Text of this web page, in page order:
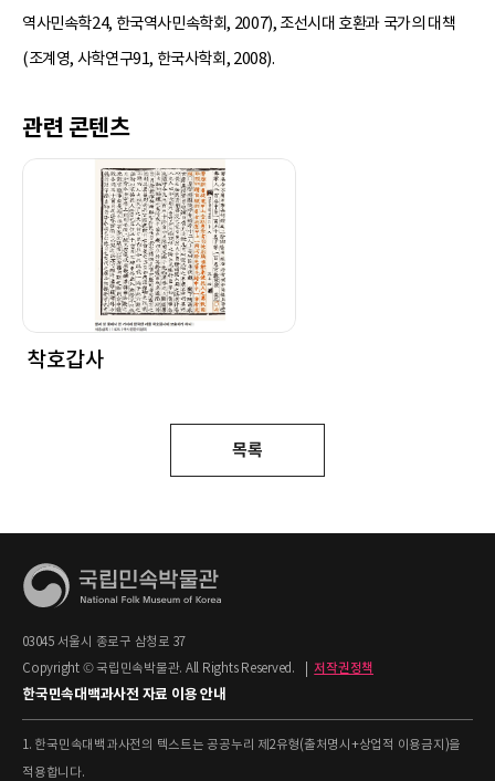
역사민속학24, 한국역사민속학회, 2007), 조선시대 호환과 국가의 대책
(조계영, 사학연구91, 한국사학회, 2008).
관련 콘텐츠
착호갑사
목록
03045 서울시 종로구 삼청로 37
Copyright © 국립민속박물관. All Rights Reserved.
저작권정책
한국민속대백과사전 자료 이용 안내
1. 한국민속대백과사전의 텍스트는 공공누리 제2유형(출처명시+상업적 이용금지)을
적용합니다.